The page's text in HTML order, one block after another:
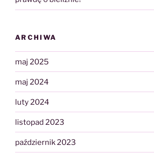
ARCHIWA
maj 2025
maj 2024
luty 2024
listopad 2023
październik 2023